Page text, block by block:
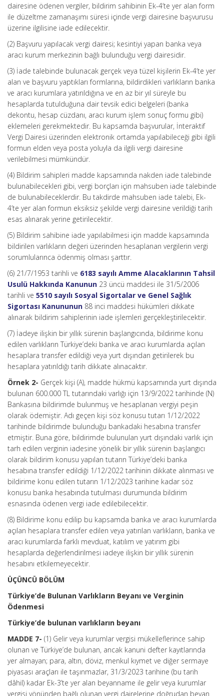
dairesine ödenen vergiler, bildirim sahibinin Ek-4’te yer alan form
ile düzeltme zamanaşımı süresi içinde vergi dairesine başvurusu
üzerine ilgilisine iade edilecektir.
(2) Başvuru yapılacak vergi dairesi; kesintiyi yapan banka veya
aracı kurum merkezinin bağlı bulunduğu vergi dairesidir.
(3) İade talebinde bulunacak gerçek veya tüzel kişilerin Ek-4’te yer
alan ve başvuru yaptıkları formlarına, bildirdikleri varlıkların banka
ve aracı kurumlara yatırıldığına ve en az bir yıl süreyle bu
hesaplarda tutulduğuna dair tevsik edici belgeleri (banka
dekontu, hesap cüzdanı, aracı kurum işlem sonuç formu gibi)
eklemeleri gerekmektedir. Bu kapsamda başvurular, İnteraktif
Vergi Dairesi üzerinden elektronik ortamda yapılabileceği gibi ilgili
formun elden veya posta yoluyla da ilgili vergi dairesine
verilebilmesi mümkündür.
(4) Bildirim sahipleri madde kapsamında nakden iade talebinde
bulunabilecekleri gibi, vergi borçları için mahsuben iade talebinde
de bulunabileceklerdir. Bu takdirde mahsuben iade talebi, Ek-
4’te yer alan formun eksiksiz şekilde vergi dairesine verildiği tarih
esas alınarak yerine getirilecektir.
(5) Bildirim sahibine iade yapılabilmesi için madde kapsamında
bildirilen varlıkların değeri üzerinden hesaplanan vergilerin vergi
sorumlularınca ödenmiş olması şarttır.
(6) 21/7/1953 tarihli ve 6183 sayılı Amme Alacaklarının Tahsil
Usulü Hakkında Kanunun 23 üncü maddesi ile 31/5/2006
tarihli ve 5510 sayılı Sosyal Sigortalar ve Genel Sağlık
Sigortası Kanununun 88 inci maddesi hükümleri dikkate
alınarak bildirim sahiplerinin iade işlemleri gerçekleştirilecektir.
(7) İadeye ilişkin bir yıllık sürenin başlangıcında, bildirime konu
edilen varlıkların Türkiye’deki banka ve aracı kurumlarda açılan
hesaplara transfer edildiği veya yurt dışından getirilerek bu
hesaplara yatırıldığı tarih dikkate alınacaktır.
Örnek 2- Gerçek kişi (A), madde hükmü kapsamında yurt dışında
bulunan 600.000 TL tutarındaki varlığı için 13/9/2022 tarihinde (N)
Bankasına bildirimde bulunmuş ve hesaplanan vergiyi peşin
olarak ödemiştir. Adı geçen kişi söz konusu tutarı 1/12/2022
tarihinde bildirimde bulunduğu bankadaki hesabına transfer
etmiştir. Buna göre, bildirimde bulunulan yurt dışındaki varlık için
tarh edilen verginin iadesine yönelik bir yıllık sürenin başlangıcı
olarak bildirim konusu yapılan tutarın Türkiye’deki banka
hesabına transfer edildiği 1/12/2022 tarihinin dikkate alınması ve
bildirime konu edilen tutarın 1/12/2023 tarihine kadar söz
konusu banka hesabında tutulması durumunda bildirim
esnasında ödenen vergi iade edilebilecektir.
(8) Bildirime konu edilip bu kapsamda banka ve aracı kurumlarda
açılan hesaplara transfer edilen veya yatırılan varlıkların, banka ve
aracı kurumlarda farklı mevduat, katılım ve yatırım gibi
hesaplarda değerlendirilmesi iadeye ilişkin bir yıllık sürenin
hesabını etkilemeyecektir.
ÜÇÜNCÜ BÖLÜM
Türkiye’de Bulunan Varlıkların Beyanı ve Verginin
Ödenmesi
Türkiye’de bulunan varlıkların beyanı
MADDE 7- (1) Gelir veya kurumlar vergisi mükelleflerince sahip
olunan ve Türkiye’de bulunan, ancak kanuni defter kayıtlarında
yer almayan; para, altın, döviz, menkul kıymet ve diğer sermaye
piyasası araçları ile taşınmazlar, 31/3/2023 tarihine (bu tarih
dâhil) kadar Ek-3’te yer alan beyanname ile gelir veya kurumlar
vergisi yönünden bağlı olunan vergi dairelerine doğrudan beyan